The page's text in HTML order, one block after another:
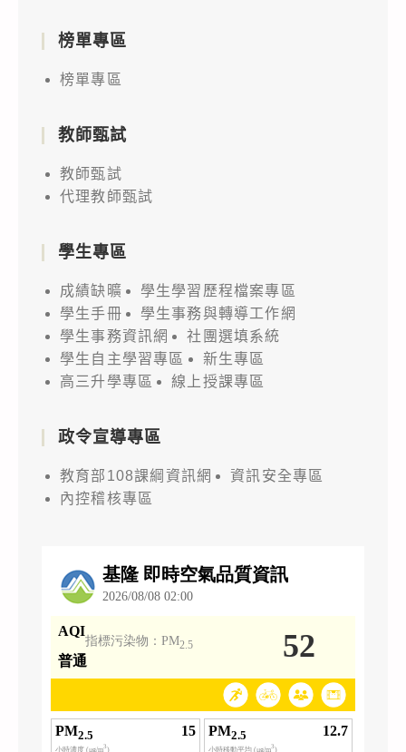
榜單專區
榜單專區
教師甄試
教師甄試
代理教師甄試
學生專區
成績缺曠
學生學習歷程檔案專區
學生手冊
學生事務與轉導工作網
學生事務資訊網
社團選填系統
學生自主學習專區
新生專區
高三升學專區
線上授課專區
政令宣導專區
教育部108課綱資訊網
資訊安全專區
內控稽核專區